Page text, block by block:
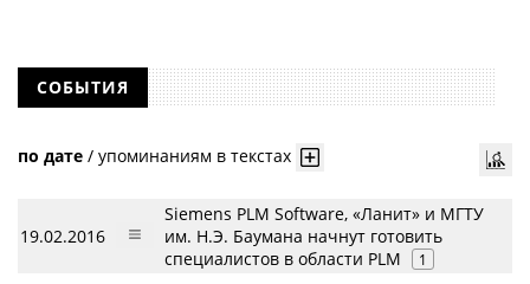
СОБЫТИЯ
по дате / упоминаниям в текстах
19.02.2016
Siemens PLM Software, «Ланит» и МГТУ
им. Н.Э. Баумана начнут готовить
специалистов в области PLM
1